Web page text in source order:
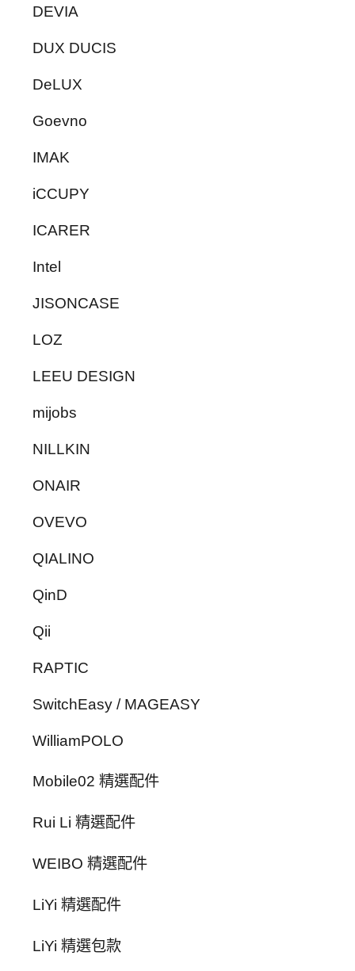
DEVIA
DUX DUCIS
DeLUX
Goevno
IMAK
iCCUPY
ICARER
Intel
JISONCASE
LOZ
LEEU DESIGN
mijobs
NILLKIN
ONAIR
OVEVO
QIALINO
QinD
Qii
RAPTIC
SwitchEasy / MAGEASY
WilliamPOLO
Mobile02 精選配件
Rui Li 精選配件
WEIBO 精選配件
LiYi 精選配件
LiYi 精選包款